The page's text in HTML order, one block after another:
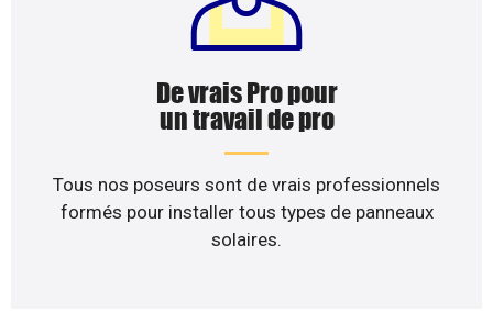
De vrais Pro pour
un travail de pro
Tous nos poseurs sont de vrais professionnels
formés pour installer tous types de panneaux
solaires.